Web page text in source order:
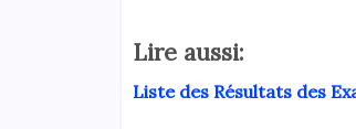
Lire aussi:
Liste des Résultats des